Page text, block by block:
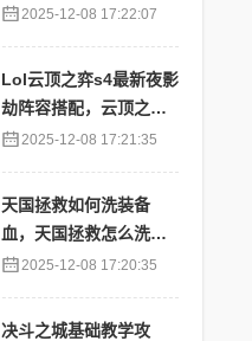
2025-12-08 17:22:07
Lol云顶之弈s4最新夜影
劫阵容搭配，云顶之奕
夜影劫阵容
2025-12-08 17:21:35
天国拯救如何洗装备
血，天国拯救怎么洗衣
服 2025-12-08 17:20:35
决斗之城基础教学攻